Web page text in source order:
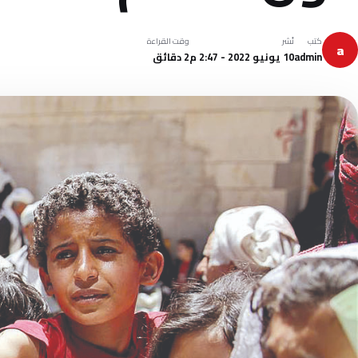
a كتب
admin
نُشر
10 يونيو 2022 - 2:47 م
وقت القراءة
2 دقائق